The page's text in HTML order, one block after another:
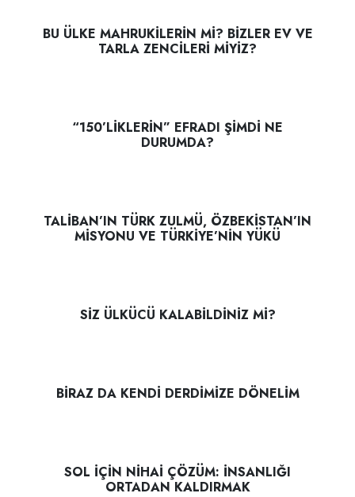
BU ÜLKE MAHRUKİLERİN Mİ? BİZLER EV VE
TARLA ZENCİLERİ MİYİZ?
“150’LİKLERİN” EFRADI ŞİMDİ NE
DURUMDA?
TALİBAN’IN TÜRK ZULMÜ, ÖZBEKİSTAN’IN
MİSYONU VE TÜRKİYE’NİN YÜKÜ
SİZ ÜLKÜCÜ KALABİLDİNİZ Mİ?
BİRAZ DA KENDİ DERDİMİZE DÖNELİM
SOL İÇİN NİHAİ ÇÖZÜM: İNSANLIĞI
ORTADAN KALDIRMAK